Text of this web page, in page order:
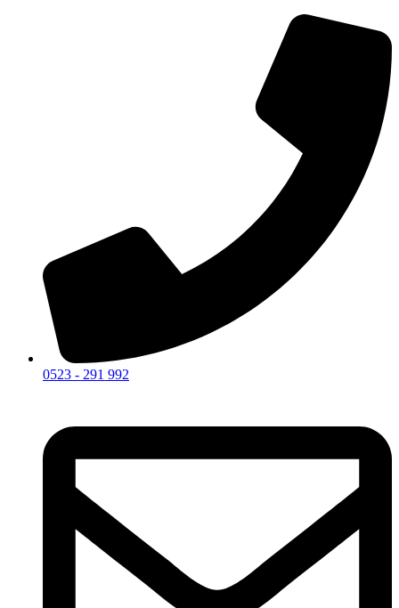
0523 - 291 992